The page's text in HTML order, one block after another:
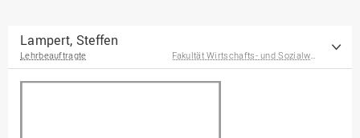
Fakultät
Agrarwissenschaften und
Lampert, Steffen
Lehrbeauftragte